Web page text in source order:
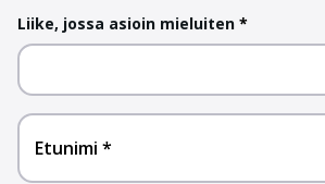
Liike, jossa asioin mieluiten *
Etunimi